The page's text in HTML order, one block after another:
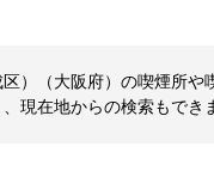
）（大阪府）の喫煙所や
現在地からの検索もでき